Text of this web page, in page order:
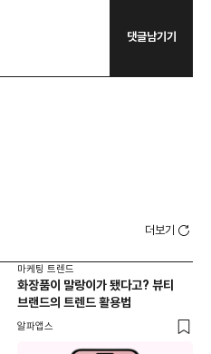
댓글남기기
더보기
마케팅 트렌드
화장품이 말랑이가 됐다고? 뷰티
브랜드의 트렌드 활용법
알파앱스